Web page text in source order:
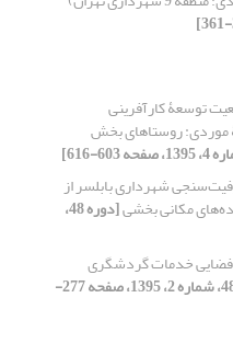
توسعۀ کارآفرینی
موردی: روستاهای بخش
شهرداری بابلسر از
مکانی بخشی [دوره 48،
فضایی خدمات گردشگری
[دوره 48، شماره 2، 1395، صفحه 277-